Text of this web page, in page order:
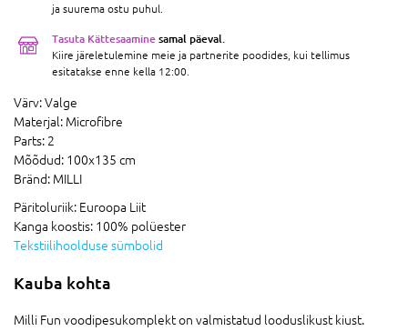
ja suurema ostu puhul.
Tasuta Kättesaamine samal päeval.
Kiire järeletulemine meie ja partnerite poodides, kui tellimus
esitatakse enne kella 12:00.
Värv:Valge
Materjal: Microfibre
Parts: 2
Mõõdud: 100x135 cm
Bränd: MILLI
Päritoluriik: Euroopa Liit
Kanga koostis: 100% polüester
Tekstiilihoolduse sümbolid
Kauba kohta
Milli Fun voodipesukomplekt on valmistatud looduslikust kiust.